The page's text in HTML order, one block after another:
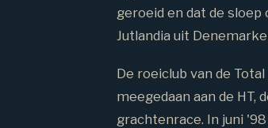
geroeid en dat de
Jutlandia uit
De roeiclub van de
meegedaan aan de HT,
grachtenrace. In juni